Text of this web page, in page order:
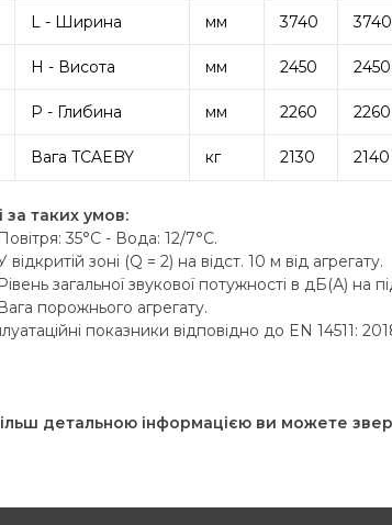
L - Ширина мм 3740 3740
H - Висота мм 2450 2450
P - Глибина мм 2260 2260
Вага TCAEBY кг 2130 2140
за таких умов:
35°C - Вода: 12/7°C.
зоні (Q = 2) на відст. 10 м від агрегату.
загальної звукової потужності в дБ(А) на
порожнього агрегату.
показники відповідно до EN 14511:
детальною інформацією ви можете